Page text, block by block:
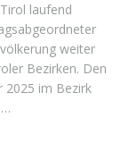
laufend
weiter
Bezirken. Den
2025 im Bezirk